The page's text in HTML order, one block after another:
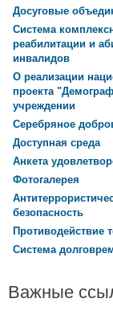
Досуговые
Система
реабилитации и
инвалидов
О реализации
проекта
учреждении
Серебряное
Доступная среда
Анкета
Фотогалерея
безопасность
Противодействие
Система
Важные